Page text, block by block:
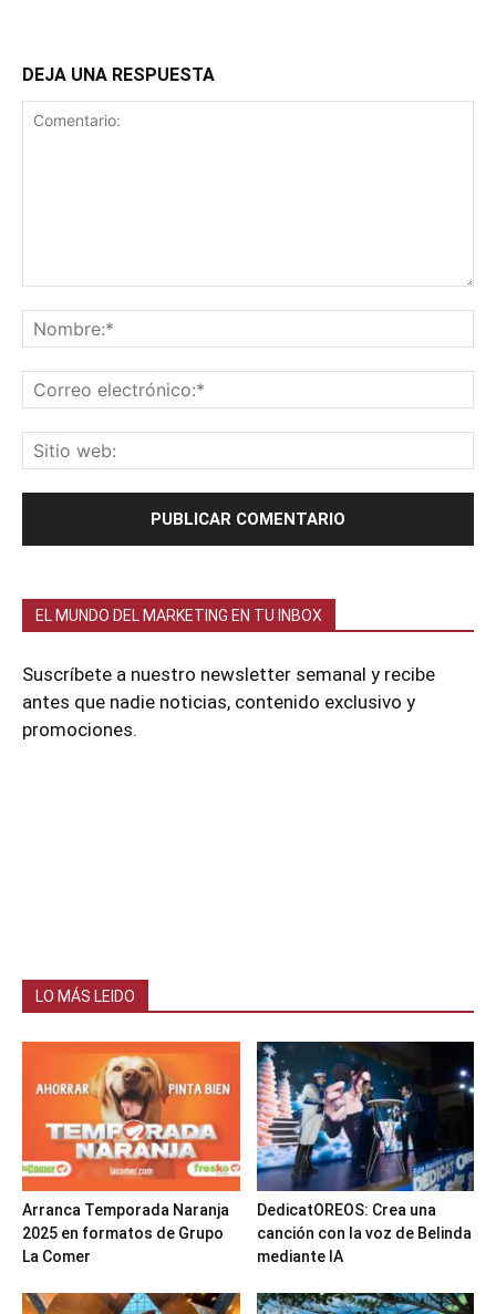
DEJA UNA RESPUESTA
EL MUNDO DEL MARKETING EN TU INBOX
Suscríbete a nuestro newsletter semanal y recibe
antes que nadie noticias, contenido exclusivo y
promociones.
LO MÁS LEIDO
Arranca Temporada Naranja
2025 en formatos de Grupo
La Comer
DedicatOREOS: Crea una
canción con la voz de Belinda
mediante IA